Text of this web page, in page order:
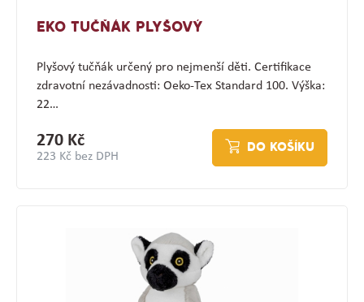
EKO TUČŇÁK PLYŠOVÝ
Plyšový tučňák určený pro nejmenší děti. Certifikace
zdravotní nezávadnosti: Oeko-Tex Standard 100. Výška:
22…
270 Kč
223 Kč bez DPH
DO KOŠÍKU